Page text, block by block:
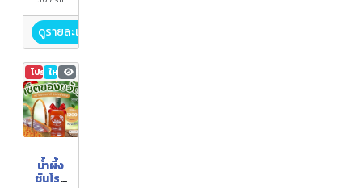
ดูรายละเอียด
โปรโมชัน
ใหม่ 598
น้ำผึ้ง
ชันโรง